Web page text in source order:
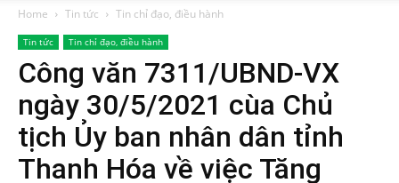
Home Tin tức Tin chỉ đạo, điều hành
Tin tức Tin chỉ đạo, điều hành
Công văn 7311/UBND-VX
ngày 30/5/2021 cùa Chủ
tịch Ủy ban nhân dân tỉnh
Thanh Hóa về việc Tăng